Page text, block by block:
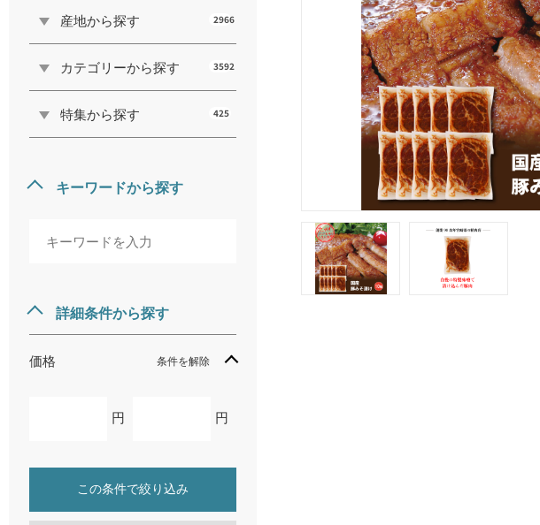
産地から探す 2966
カテゴリーから探す 3592
特集から探す 425
キーワードから探す
詳細条件から探す
価格 条件を解除
円 円
この条件で絞り込み